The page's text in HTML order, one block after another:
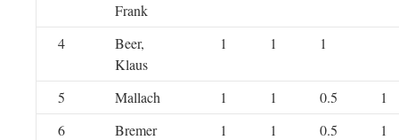
Frank
4
Beer,
Klaus
1 1 1
5 Mallach 1 1 0.5
1
6
Bremer 1 1 0.5
1